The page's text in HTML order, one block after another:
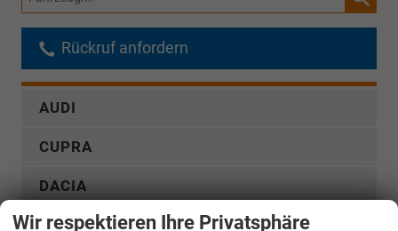
Rückruf anfordern
AUDI
CUPRA
DACIA
FIAT
Wir respektieren Ihre Privatsphäre